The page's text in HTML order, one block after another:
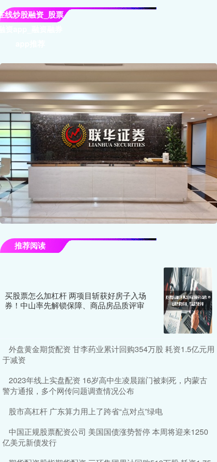
线炒股融资_股票
推荐阅读
买股票怎么加杠杆 两项目斩获好房子入场
券！中山率先解锁保障、商品房品质评审
外盘黄金期货配资 甘李药业累计回购354万股 耗资1.5亿元用
于减资
2023年线上实盘配资 16岁高中生凌晨踹门被刺死，内蒙古
警方通报，多个网传问题调查情况公布
股市高杠杆 广东算力用上了跨省“点对点”绿电
中国正规股票配资公司 美国国债涨势暂停 本周将迎来1250
亿美元新债发行